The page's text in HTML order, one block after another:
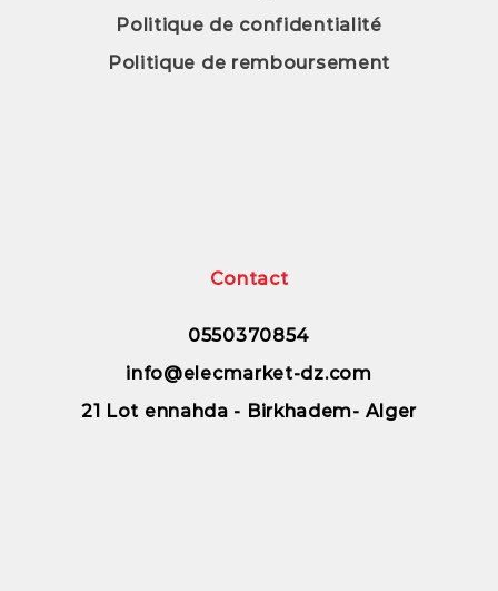
Politique de confidentialité
Politique de remboursement
Contact
0550370854
info@elecmarket-dz.com
21 Lot ennahda - Birkhadem- Alger